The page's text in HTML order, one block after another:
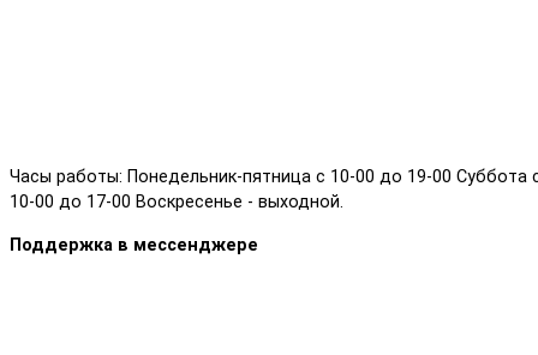
Часы работы: Понедельник-пятница с 10-00 до 19-00 Суббота
10-00 до 17-00 Воскресенье - выходной.
Поддержка в мессенджере